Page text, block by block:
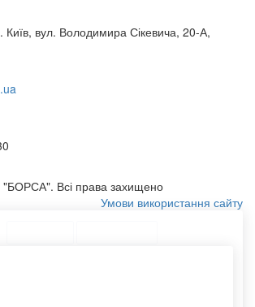
вул. Володимира Сікевича, 20-А,
Всі права захищено
Умови використання сайту